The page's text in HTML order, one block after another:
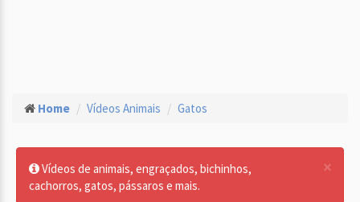
Home Vídeos Animais Gatos
×
Vídeos de animais, engraçados, bichinhos,
cachorros, gatos, pássaros e mais.